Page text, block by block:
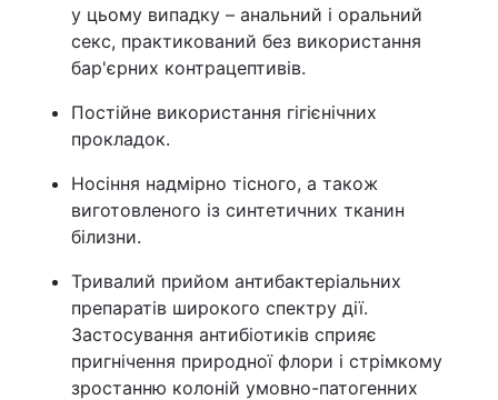
у цьому випадку – анальний і оральний
секс, практикований без використання
бар'єрних контрацептивів.
Постійне використання гігієнічних
прокладок.
Носіння надмірно тісного, а також
виготовленого із синтетичних тканин
білизни.
Тривалий прийом антибактеріальних
препаратів широкого спектру дії.
Застосування антибіотиків сприяє
пригнічення природної флори і стрімкому
зростанню колоній умовно-патогенних